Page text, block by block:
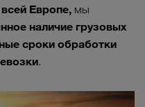
Европе, мы
наличие грузовых
сроки обработки
.